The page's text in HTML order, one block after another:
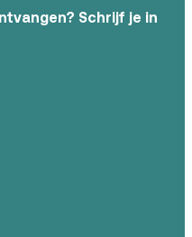
Schrijf je in